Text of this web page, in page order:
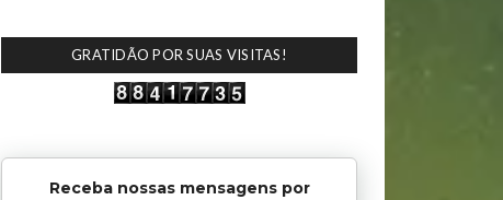
GRATIDÃO POR SUAS VISITAS!
Receba nossas mensagens por